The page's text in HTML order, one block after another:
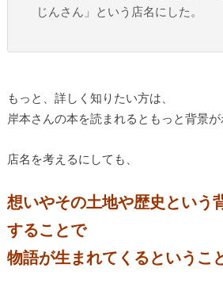
じんさん」という店名にした。
もっと、詳しく知りたい方は、
岸本さんの本を読まれるともっと背景が
店名を考えるにしても、
想いやその土地や歴史という
することで
物語が生まれてくるというこ